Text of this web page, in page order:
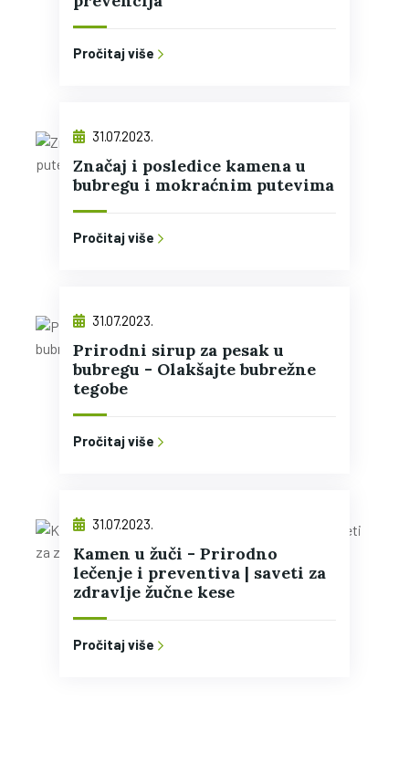
Pročitaj više
31.07.2023.
Značaj i posledice kamena u
bubregu i mokraćnim putevima
Pročitaj više
31.07.2023.
Prirodni sirup za pesak u
bubregu - Olakšajte bubrežne
tegobe
Pročitaj više
31.07.2023.
Kamen u žuči - Prirodno
lečenje i preventiva | saveti za
zdravlje žučne kese
Pročitaj više